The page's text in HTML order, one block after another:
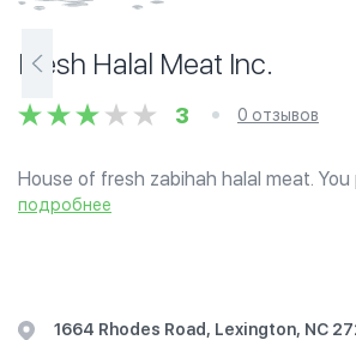
Fresh Halal Meat Inc.
3 0 отзывов
House of fresh zabihah halal meat.
slaughter and prices for you. We cut
подробнее
1664 Rhodes Road, Lexington, NC